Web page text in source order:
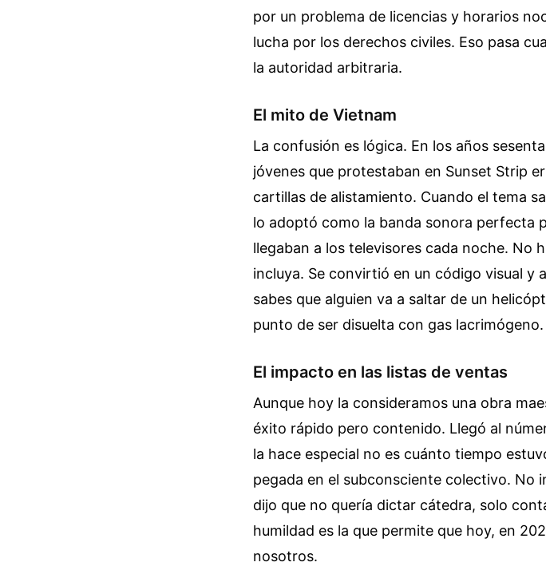
por un problema de licencias y horarios
lucha por los derechos civiles. Eso pasa
la autoridad arbitraria.
El mito de Vietnam
La confusión es lógica. En los años
jóvenes que protestaban en Sunset Strip
cartillas de alistamiento. Cuando el tema
lo adoptó como la banda sonora perfecta
llegaban a los televisores cada noche. No
incluya. Se convirtió en un código visual y
sabes que alguien va a saltar de un
punto de ser disuelta con gas lacrimógeno.
El impacto en las listas de ventas
Aunque hoy la consideramos una obra
éxito rápido pero contenido. Llegó al
la hace especial no es cuánto tiempo
pegada en el subconsciente colectivo. No
dijo que no quería dictar cátedra, solo
humildad es la que permite que hoy, en
nosotros.